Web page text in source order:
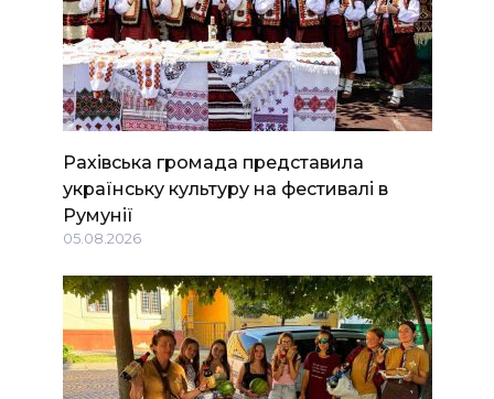
Рахівська громада представила
українську культуру на фестивалі в
Румунії
05.08.2026